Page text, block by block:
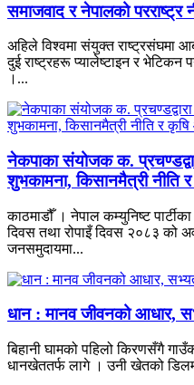
समाजवाद र नेपालको परराष्ट्र
अहिले विश्वमा संयुक्त राष्ट्रसंघमा
दुई राष्ट्रहरू प्यालेष्टाइन र भेटिकन
।...
नेकपाका संयोजक क.
शुभकामना, किसानमैत्री नीति
काठमाडौँ । नेपाल कम्युनिष्ट
दिवस तथा रोपाइँ दिवस २०८३ को
जनसमुदायमा...
धान : मानव जीवनको आधार,
बिहानी घामको पहिलो किरणसँगै
धानखेततर्फ लागे । उनी खेतको